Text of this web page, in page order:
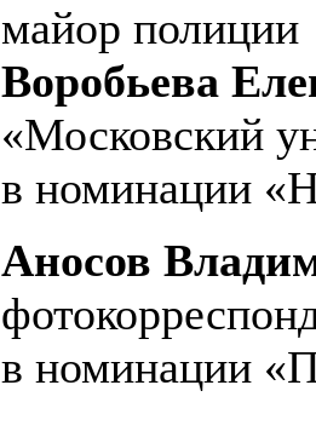
майор полиции
Воробьева
«Московский
в номинации
Аносов
в номинации